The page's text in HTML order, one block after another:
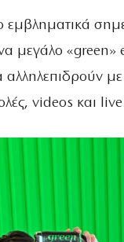
εμβληματικά
μεγάλο
αλληλεπιδρούν
videos και